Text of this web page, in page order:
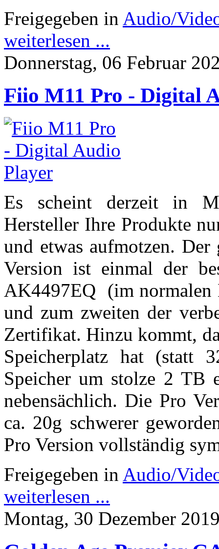
Freigegeben in Audio/
weiterlesen ...
Donnerstag, 06 Februar
Fiio M11 Pro - Digital
Es scheint derzeit in
Hersteller Ihre Produkte
und etwas aufmotzen.
Version ist einmal der
AK4497EQ (im normalen
und zum zweiten der
Zertifikat. Hinzu kommt,
Speicherplatz hat (statt
Speicher um stolze 2 TB
nebensächlich. Die Pro
ca. 20g schwerer
Pro Version vollständig
Freigegeben in Audio/
weiterlesen ...
Montag, 30 Dezember